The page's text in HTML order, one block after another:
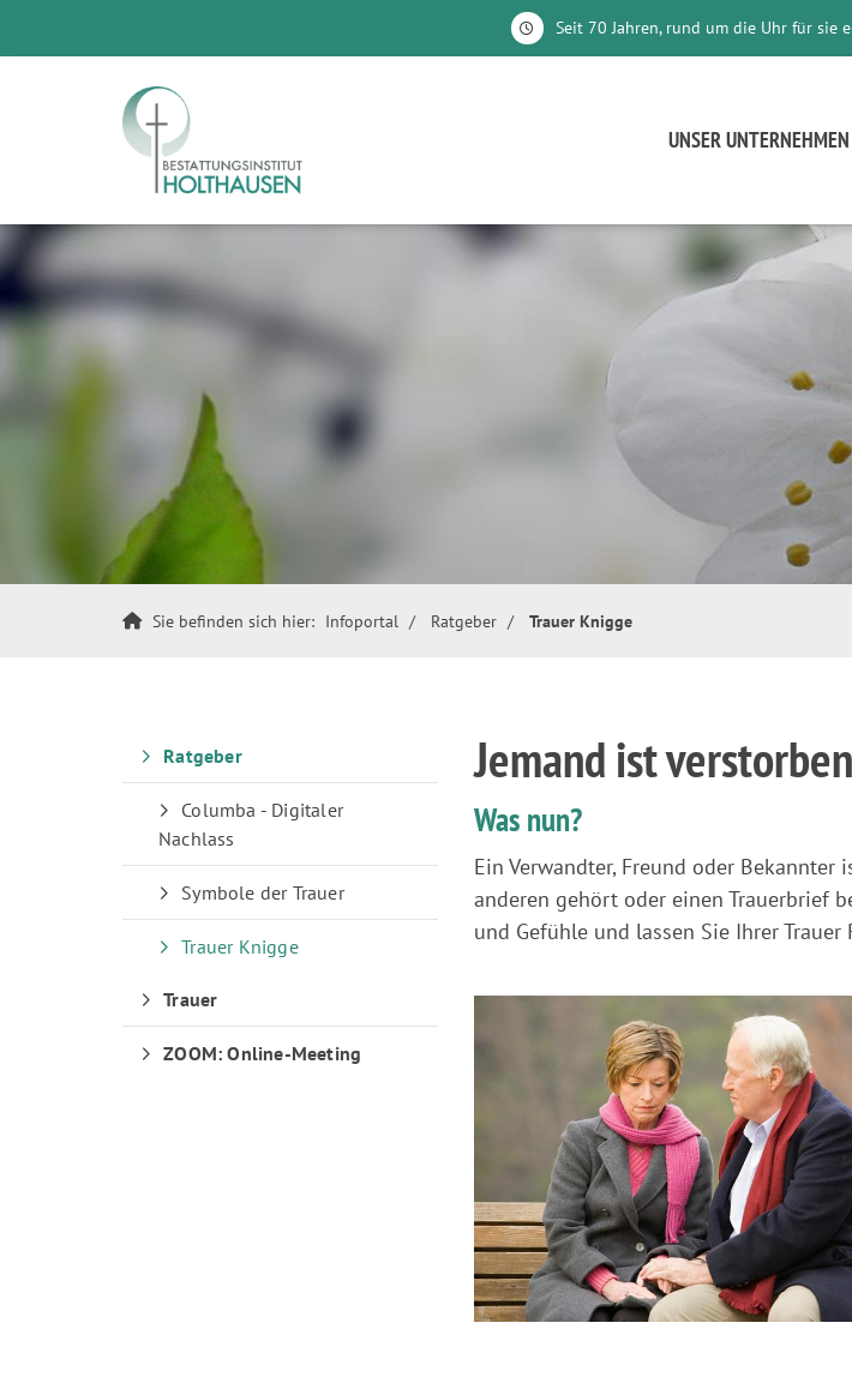
Seit 70 Jahren, rund um die Uhr für sie
UNSER UNTERNEHMEN
Sie befinden sich hier: Infoportal Ratgeber Trauer Knigge
Jemand ist verstorben
Was nun?
Ein Verwandter, Freund oder
anderen gehört oder einen Trauerbrief
und Gefühle und lassen Sie Ihrer Trauer
Ratgeber
Columba - Digitaler
Nachlass
Symbole der Trauer
Trauer Knigge
Trauer
ZOOM: Online-Meeting